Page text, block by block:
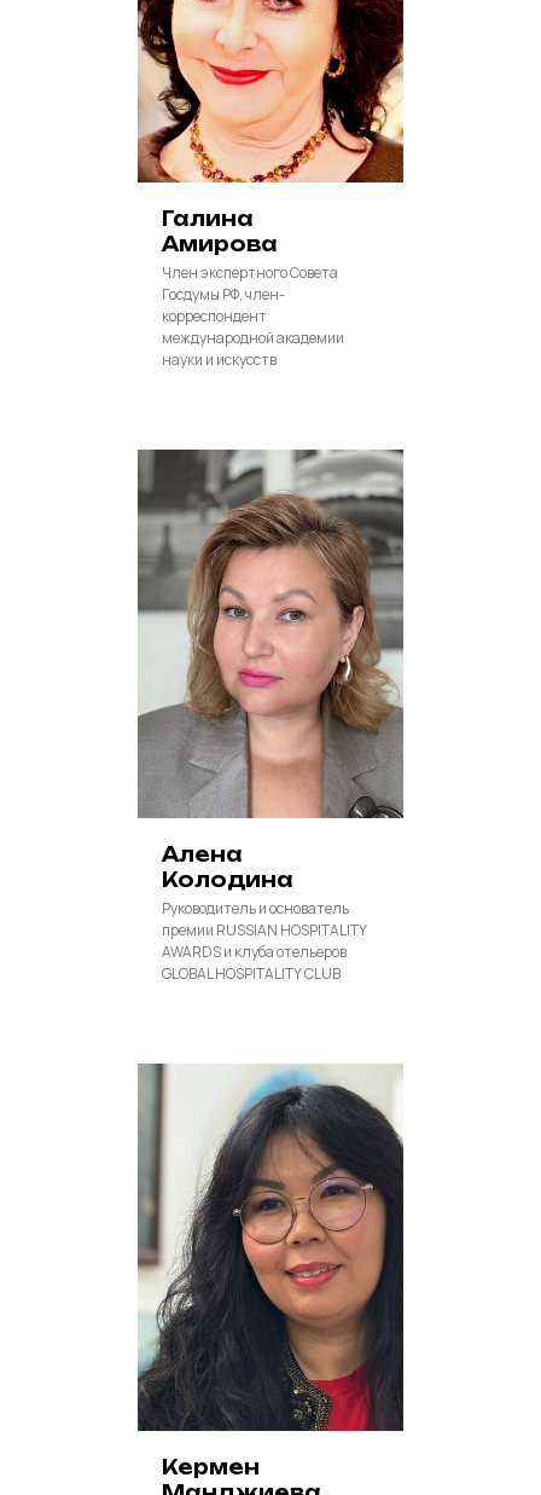
Галина
Амирова
Член экспертного Совета
Госдумы РФ, член-
корреспондент
международной академии
науки и искусств
Алена
Колодина
Руководитель и основатель
премии RUSSIAN HOSPITALITY
AWARDS и клуба отельеров
GLOBAL HOSPITALITY CLUB
Кермен